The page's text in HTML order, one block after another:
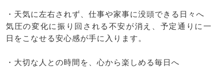
・天気に左右されず、仕事や家事に没頭できる日々へ
気圧の変化に振り回される不安が消え、予定通りに一
日をこなせる安心感が手に入ります。
・大切な人との時間を、心から楽しめる毎日へ